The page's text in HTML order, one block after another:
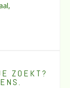
ZOEKT?